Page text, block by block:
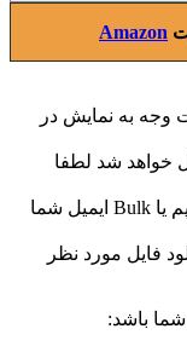
Amazon
وجه به نمایش در
خواهد شد لطفا
ممکن است ایمیل ارسالی به پوشه اسپم یا Bulk ایمیل شما
فایل مورد نظر
باشد: